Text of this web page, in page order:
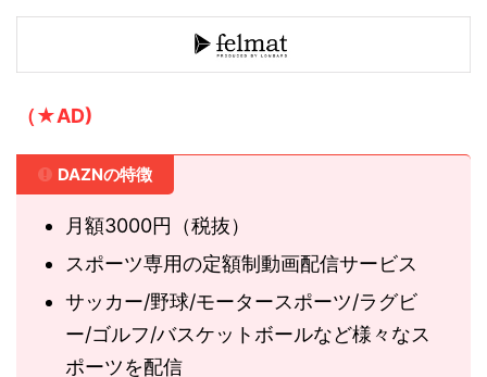
（★AD)
DAZNの特徴
月額3000円（税抜）
スポーツ専用の定額制動画配信サービス
サッカー/野球/モータースポーツ/ラグビ
ー/ゴルフ/バスケットボールなど様々なス
ポーツを配信